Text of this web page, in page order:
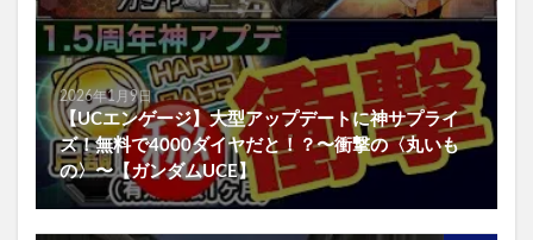
2026年1月9日
【UCエンゲージ】大型アップデートに神サプライ
ズ！無料で4000ダイヤだと！？〜衝撃の〈丸いも
の〉〜【ガンダムUCE】